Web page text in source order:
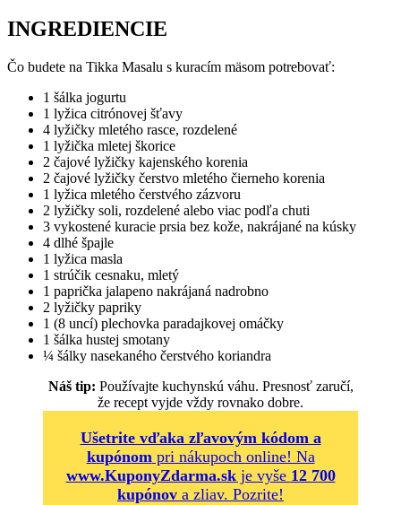
INGREDIENCIE
Čo budete na Tikka Masalu s kuracím mäsom potrebovať:
1 šálka jogurtu
1 lyžica citrónovej šťavy
4 lyžičky mletého rasce, rozdelené
1 lyžička mletej škorice
2 čajové lyžičky kajenského korenia
2 čajové lyžičky čerstvo mletého čierneho korenia
1 lyžica mletého čerstvého zázvoru
2 lyžičky soli, rozdelené alebo viac podľa chuti
3 vykostené kuracie prsia bez kože, nakrájané na kúsky
4 dlhé špajle
1 lyžica masla
1 strúčik cesnaku, mletý
1 paprička jalapeno nakrájaná nadrobno
2 lyžičky papriky
1 (8 uncí) plechovka paradajkovej omáčky
1 šálka hustej smotany
¼ šálky nasekaného čerstvého koriandra
Náš tip: Používajte kuchynskú váhu. Presnosť zaručí,
že recept vyjde vždy rovnako dobre.
Ušetrite vďaka zľavovým kódom a
kupónompri nákupoch online! Na
www.KuponyZdarma.skje vyše 12 700
kupónov a zliav. Pozrite!